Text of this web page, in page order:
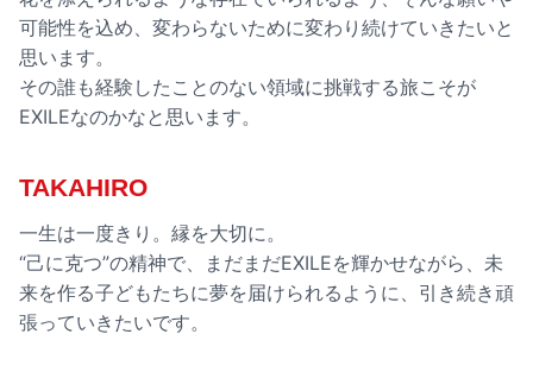
可能性を込め、変わらないために変わり続けていきたいと
思います。
その誰も経験したことのない領域に挑戦する旅こそが
EXILEなのかなと思います。
TAKAHIRO
一生は一度きり。縁を大切に。
“己に克つ”の精神で、まだまだEXILEを輝かせながら、未
来を作る子どもたちに夢を届けられるように、引き続き頑
張っていきたいです。